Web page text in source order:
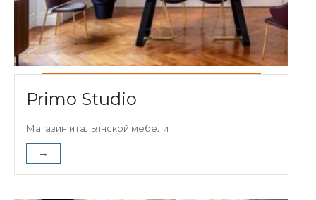
Primo Studio
Магазин итальянской мебели
→